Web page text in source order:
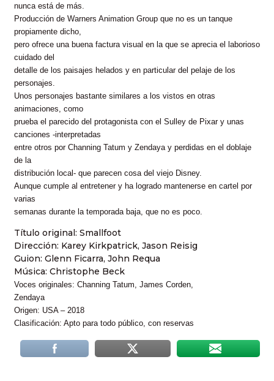
nunca está de más.
Producción de Warners Animation Group que no es un tanque
propiamente dicho,
pero ofrece una buena factura visual en la que se aprecia el laborioso
cuidado del
detalle de los paisajes helados y en particular del pelaje de los
personajes.
Unos personajes bastante similares a los vistos en otras
animaciones, como
prueba el parecido del protagonista con el Sulley de Pixar y unas
canciones -interpretadas
entre otros por Channing Tatum y Zendaya y perdidas en el doblaje
de la
distribución local- que parecen cosa del viejo Disney.
Aunque cumple al entretener y ha logrado mantenerse en cartel por
varias
semanas durante la temporada baja, que no es poco.
Título original: Smallfoot
Dirección: Karey Kirkpatrick, Jason Reisig
Guion: Glenn Ficarra, John Requa
Música: Christophe Beck
Voces originales: Channing Tatum, James Corden,
Zendaya
Origen: USA – 2018
Clasificación: Apto para todo público, con reservas